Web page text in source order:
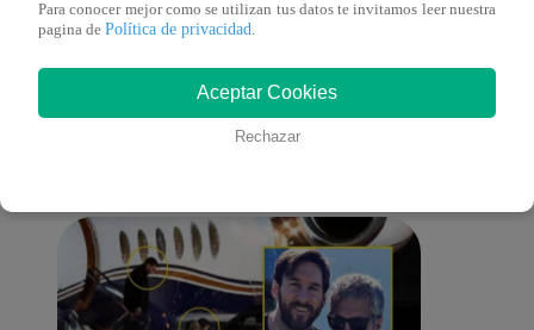
También te puede
interesar
Para conocer mejor como se utilizan tus datos te invitamos leer nuestra
pagina de Política de privacidad.
Aceptar Cookies
Rechazar